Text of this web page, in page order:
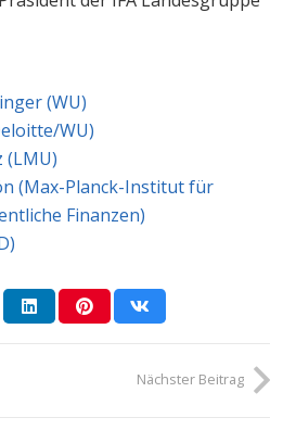
(WU)
WU)
(LMU)
(Max-Planck-Institut für
Finanzen)
Nächster Beitrag